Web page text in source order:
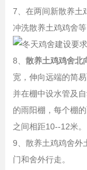
7、在两间新散养土
冲洗散养土鸡鸡舍
8、 散养土鸡鸡舍北
宽，伸向远端的简
并在棚中设水管及
的雨阳棚，每个棚
之间相距10--12米。
9、散养土鸡鸡舍外
门和舍外行走。